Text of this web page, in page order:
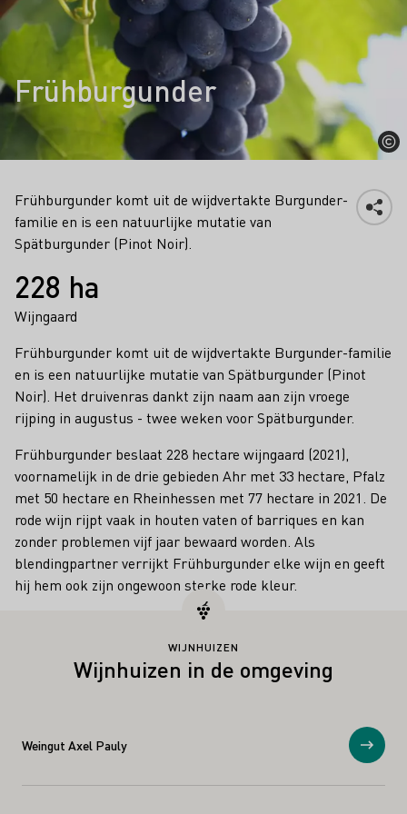
Frühburgunder
Frühburgunder komt uit de wijdvertakte Burgunder-
familie en is een natuurlijke mutatie van
Spätburgunder (Pinot Noir).
Feiten
228 ha
Wijngaard
Frühburgunder komt uit de wijdvertakte Burgunder-familie
en is een natuurlijke mutatie van Spätburgunder (Pinot
Noir). Het druivenras dankt zijn naam aan zijn vroege
rijping in augustus - twee weken voor Spätburgunder.
Frühburgunder beslaat 228 hectare wijngaard (2021),
voornamelijk in de drie gebieden Ahr met 33 hectare, Pfalz
met 50 hectare en Rheinhessen met 77 hectare in 2021. De
rode wijn rijpt vaak in houten vaten of barriques en kan
zonder problemen vijf jaar bewaard worden. Als
blendingpartner verrijkt Frühburgunder elke wijn en geeft
hij hem ook zijn ongewoon sterke rode kleur.
WIJNHUIZEN
Wijnhuizen in de omgeving
Weingut Axel Pauly Toon